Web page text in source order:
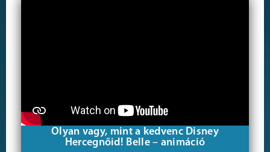
Olyan vagy, mint a kedvenc Disney
Hercegnőid! Belle – animáció